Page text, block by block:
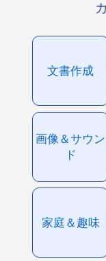
文書作成
画像＆サウン
ド
家庭＆趣味